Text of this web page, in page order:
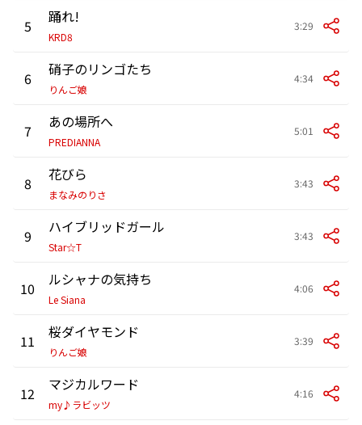
5 踊れ!
KRD8
3:29
6 硝子のリンゴたち
りんご娘
4:34
7 あの場所へ
PREDIANNA
5:01
8 花びら
まなみのりさ
3:43
9 ハイブリッドガール
Star☆T
3:43
10 ルシャナの気持ち
Le Siana
4:06
11 桜ダイヤモンド
りんご娘
3:39
12 マジカルワード
my♪ラビッツ
4:16